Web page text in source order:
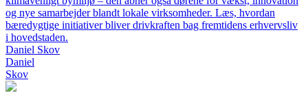
og nye samarbejder blandt lokale virksomheder. Læs, hvordan
bæredygtige initiativer bliver drivkraften bag fremtidens erhvervsliv
i hovedstaden.
Daniel Skov
Daniel
Skov